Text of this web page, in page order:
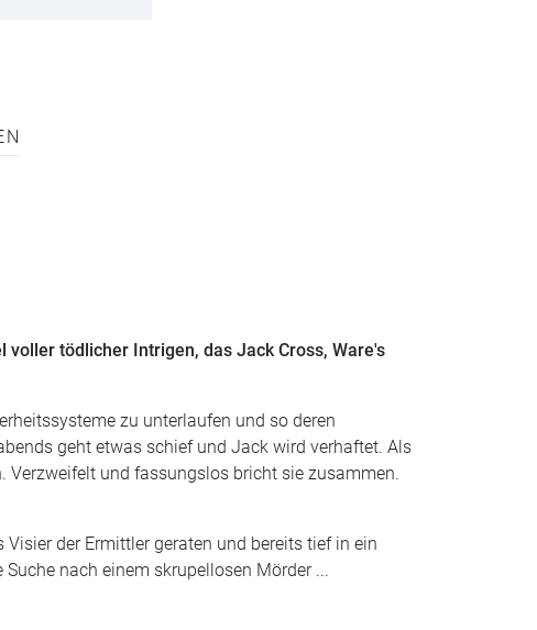
voller tödlicher Intrigen, das Jack Cross, Ware's
zu unterlaufen und so deren
geht etwas schief und Jack wird verhaftet. Als
Verzweifelt und fassungslos bricht sie zusammen.
der Ermittler geraten und bereits tief in ein
nach einem skrupellosen Mörder ...